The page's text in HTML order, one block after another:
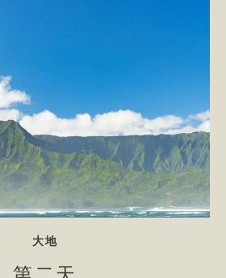
标语 拥抱
大地